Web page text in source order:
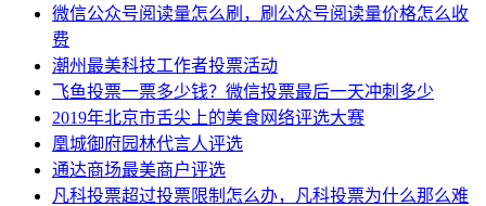
微信公众号阅读量怎么刷，刷公众号阅读量价格怎么收
费
潮州最美科技工作者投票活动
飞鱼投票一票多少钱？微信投票最后一天冲刺多少
2019年北京市舌尖上的美食网络评选大赛
凰城御府园林代言人评选
通达商场最美商户评选
凡科投票超过投票限制怎么办，凡科投票为什么那么难